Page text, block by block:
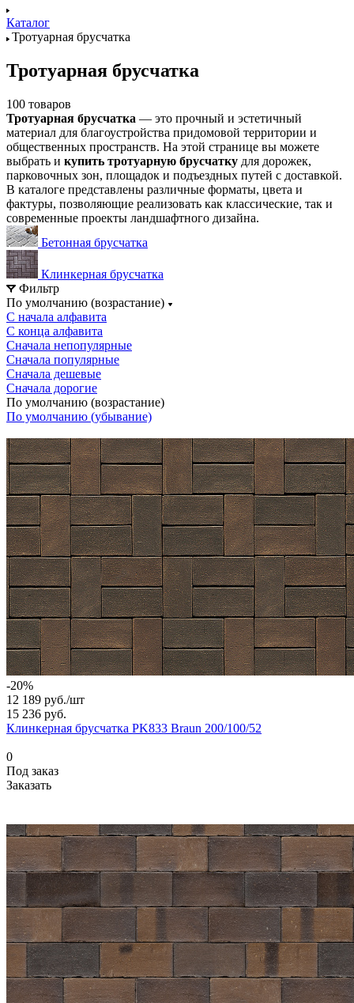
Каталог
Тротуарная брусчатка
Тротуарная брусчатка
100 товаров
Тротуарная брусчатка — это прочный и эстетичный
материал для благоустройства придомовой территории и
общественных пространств. На этой странице вы можете
выбрать и купить тротуарную брусчатку для дорожек,
парковочных зон, площадок и подъездных путей с доставкой.
В каталоге представлены различные форматы, цвета и
фактуры, позволяющие реализовать как классические, так и
современные проекты ландшафтного дизайна.
Бетонная брусчатка
Клинкерная брусчатка
Фильтр
По умолчанию (возрастание)
С начала алфавита
С конца алфавита
Сначала непопулярные
Сначала популярные
Сначала дешевые
Сначала дорогие
По умолчанию (возрастание)
По умолчанию (убывание)
-20%
12 189 руб./шт
15 236 руб.
Клинкерная брусчатка PK833 Braun 200/100/52
0
Под заказ
Заказать